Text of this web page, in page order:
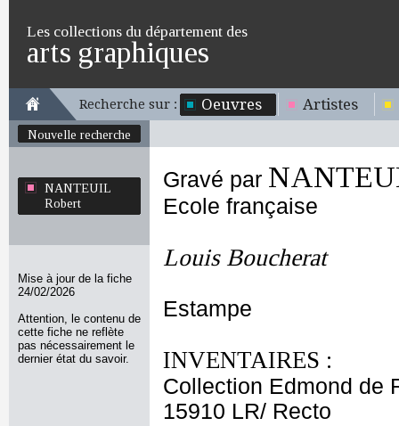
Les collections du département des
arts graphiques
Recherche sur : Oeuvres Artistes
Nouvelle recherche
NANTEUIL
Robert
Mise à jour de la fiche
24/02/2026
Attention, le contenu de
cette fiche ne reflète
pas nécessairement le
dernier état du savoir.
Gravé par
Ecole française
Louis Boucherat
Estampe
INVENTAIRES :
Collection Edmond de
15910 LR/ Recto